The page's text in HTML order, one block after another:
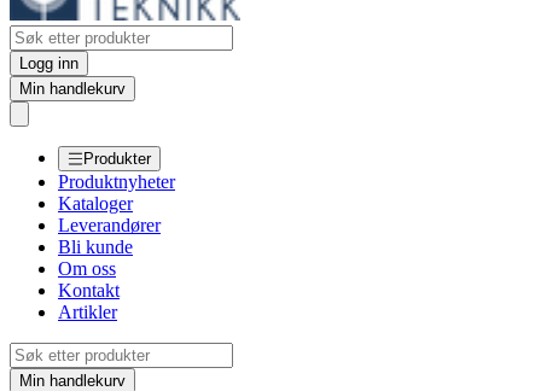
Logg inn
Min handlekurv
Produkter
Produktnyheter
Kataloger
Leverandører
Bli kunde
Om oss
Kontakt
Artikler
Min handlekurv